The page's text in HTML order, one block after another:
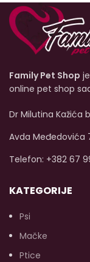
visoke biološke
nuevo Chicken
JUNIOR je
kompletna
pravilnim
vitamina.
da podrži
Bez vještačkih
aroma ili
početka!
Family Pet Shop
online pet shop
Dr Milutina Kažića
Avda Međedovića
Telefon: +382 67
KATEGORIJE
Psi
Mačke
Ptice